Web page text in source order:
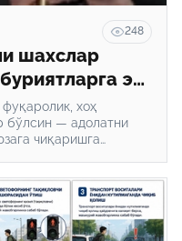
248
шахслар
эга
хоҳ
бўлсин — адолатни
чиқаришга